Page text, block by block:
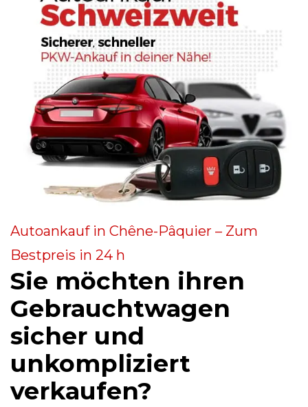
Autoankauf in Chêne-Pâquier – Zum
Bestpreis in 24 h
Sie möchten ihren
Gebrauchtwagen
sicher und
unkompliziert
verkaufen?